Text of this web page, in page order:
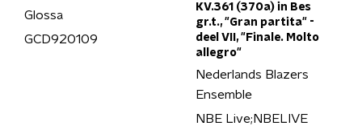
Glossa
GCD920109
KV.361 (370a) in Bes
gr.t., "Gran partita" -
deel VII, "Finale. Molto
allegro"
Nederlands Blazers
Ensemble
NBE Live;NBELIVE